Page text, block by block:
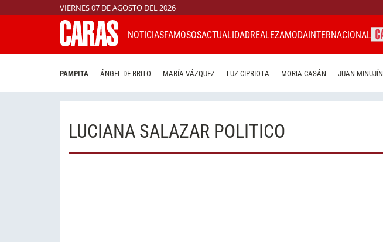
VIERNES 07 DE AGOSTO DEL 2026
NOTICIASFAMOSOSACTUALIDADREALEZAMODAINTERNACIONAL
PAMPITA ÁNGEL DE BRITO MARÍA VÁZQUEZ LUZ CIPRIOTA MORIA CASÁN JUAN MINUJÍN
LUCIANA SALAZAR POLITICO